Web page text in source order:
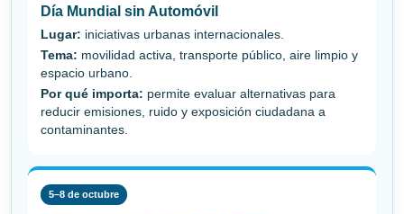
Día Mundial sin Automóvil
Lugar: iniciativas urbanas internacionales.
Tema: movilidad activa, transporte público, aire limpio y
espacio urbano.
Por qué importa: permite evaluar alternativas para
reducir emisiones, ruido y exposición ciudadana a
contaminantes.
5–8 de octubre